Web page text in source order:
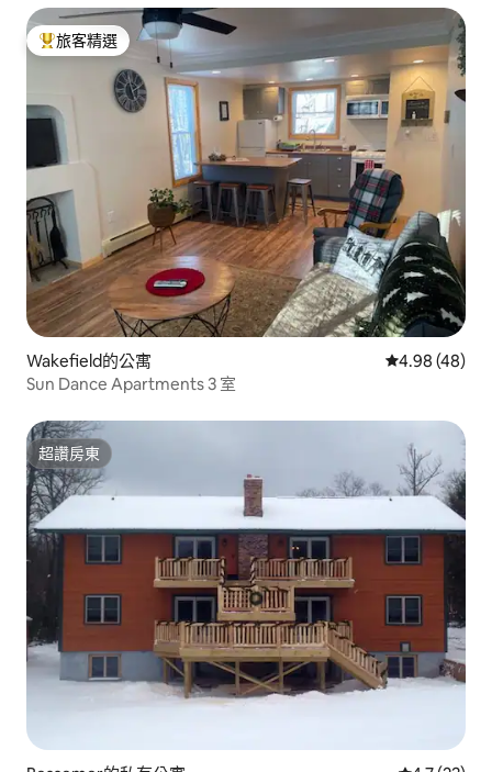
旅客精選榜首
旅客精選
Wakefield的公寓 從 48 則評價
4.98 (48)
Sun Dance Apartments 3 室
超讚房東
超讚房東